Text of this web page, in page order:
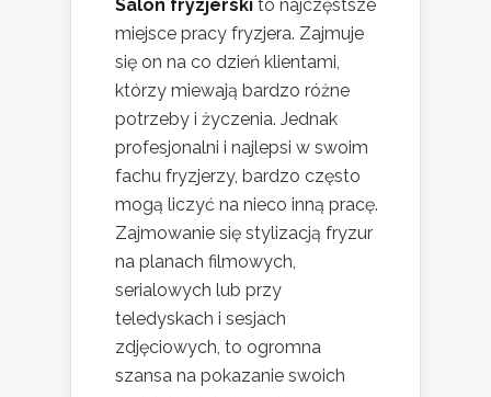
Salon fryzjerski to najczęstsze
miejsce pracy fryzjera. Zajmuje
się on na co dzień klientami,
którzy miewają bardzo różne
potrzeby i życzenia. Jednak
profesjonalni i najlepsi w swoim
fachu fryzjerzy, bardzo często
mogą liczyć na nieco inną pracę.
Zajmowanie się stylizacją fryzur
na planach filmowych,
serialowych lub przy
teledyskach i sesjach
zdjęciowych, to ogromna
szansa na pokazanie swoich